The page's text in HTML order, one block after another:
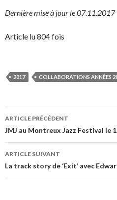
Dernière mise à jour le 07.11.2017
Article lu 804 fois
2017 COLLABORATIONS ANNÉES
Navigation
des
articles
ARTICLE PRÉCÉDENT
JMJ au Montreux Jazz Festival le
ARTICLE SUIVANT
La track story de ‘Exit’ avec